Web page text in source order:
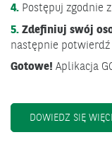
4. Postępuj zgodnie
5. Zdefiniuj swój
następnie potwierdź
Gotowe! Aplikacja
DOWIEDZ SIĘ